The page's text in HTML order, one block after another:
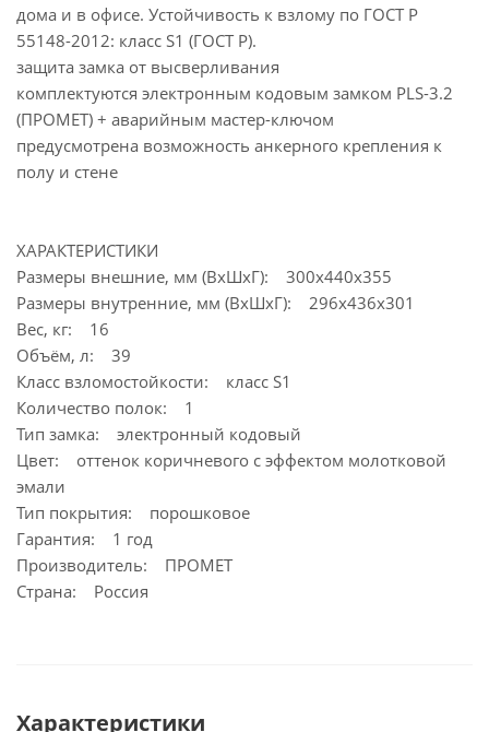
дома и в офисе. Устойчивость к взлому по ГОСТ Р
55148-2012: класс S1 (ГОСТ Р).
защита замка от высверливания
комплектуются электронным кодовым замком PLS-3.2
(ПРОМЕТ) + аварийным мастер-ключом
предусмотрена возможность анкерного крепления к
полу и стене
ХАРАКТЕРИСТИКИ
Размеры внешние, мм (ВхШхГ): 300x440x355
Размеры внутренние, мм (ВхШхГ): 296x436x301
Вес, кг: 16
Объём, л: 39
Класс взломостойкости: класс S1
Количество полок: 1
Тип замка: электронный кодовый
Цвет: оттенок коричневого с эффектом молотковой
эмали
Тип покрытия: порошковое
Гарантия: 1 год
Производитель: ПРОМЕТ
Страна: Россия
Характеристики